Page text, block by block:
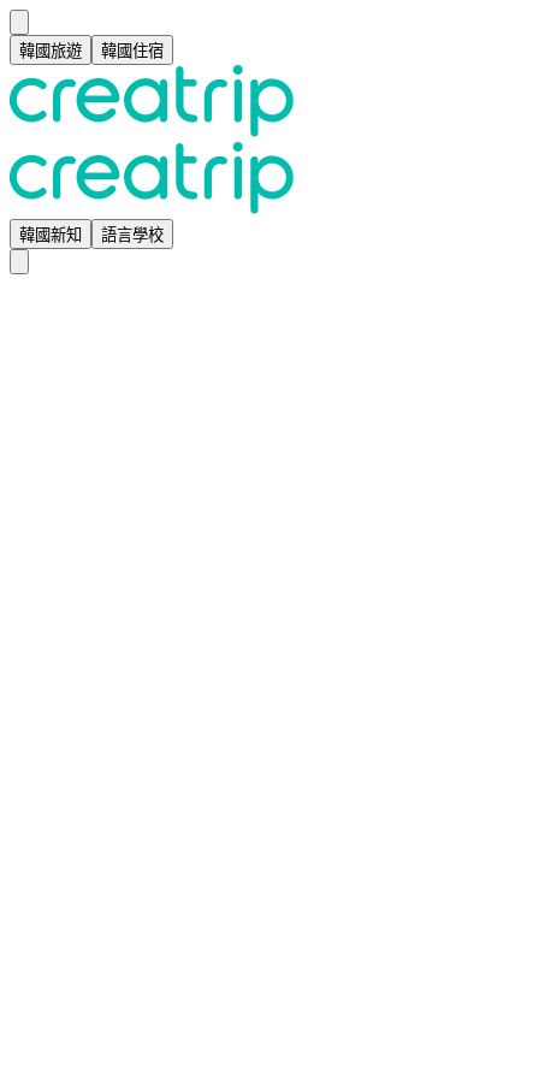
韓國旅遊 韓國住宿
韓國新知 語言學校